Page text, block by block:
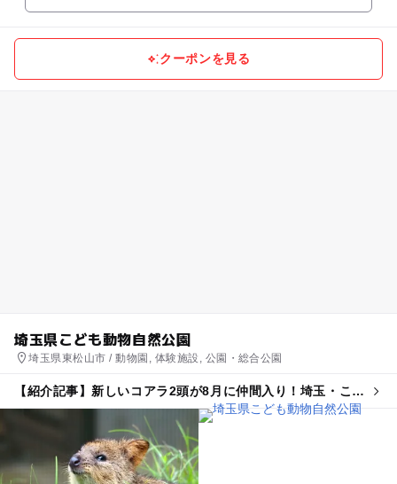
クーポンを見る
埼玉県こども動物自然公園
埼玉県東松山市 / 動物園, 体験施設, 公園・総合公園
【紹介記事】新しいコアラ2頭が8月に仲間入り！埼玉・こど
も動物自然公園で40周年記念イベント